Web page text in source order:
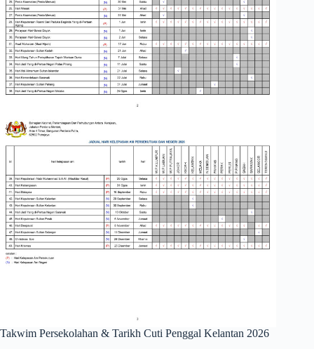
Takwim Persekolahan & Tarikh Cuti Penggal Kelantan 2026